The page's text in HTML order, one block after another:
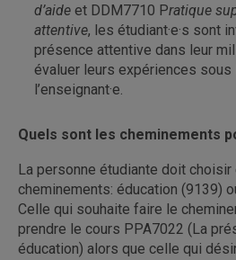
d’aide et DDM7710 Pratique
attentive, les étudiant·e·s sont
présence attentive dans leur
évaluer leurs expériences
l’enseignant·e.
Quels sont les cheminements
La personne étudiante doit choisir
cheminements: éducation (9139)
Celle qui souhaite faire le
prendre le cours PPA7022 (La
éducation) alors que celle qui